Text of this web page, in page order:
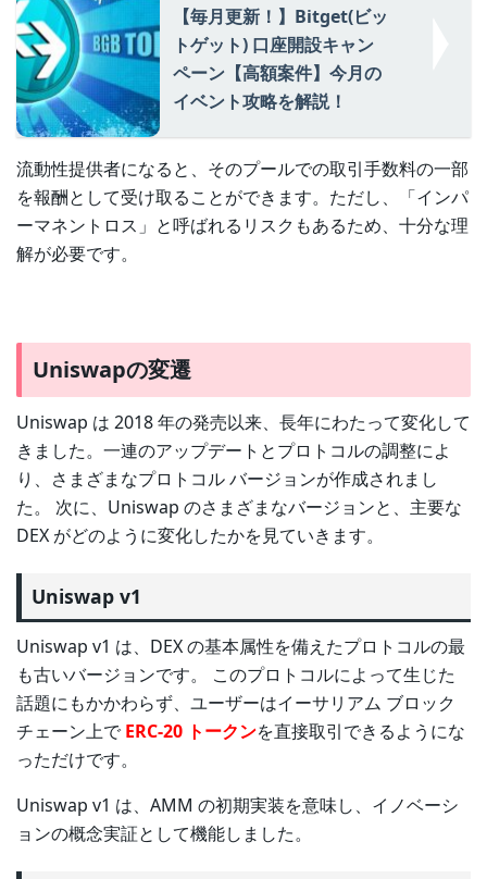
【毎月更新！】Bitget(ビッ
トゲット) 口座開設キャン
ペーン【高額案件】今月の
イベント攻略を解説！
流動性提供者になると、そのプールでの取引手数料の一部
を報酬として受け取ることができます。ただし、「インパ
ーマネントロス」と呼ばれるリスクもあるため、十分な理
解が必要です。
Uniswapの変遷
Uniswap は 2018 年の発売以来、長年にわたって変化して
きました。一連のアップデートとプロトコルの調整によ
り、さまざまなプロトコル バージョンが作成されまし
た。 次に、Uniswap のさまざまなバージョンと、主要な
DEX がどのように変化したかを見ていきます。
Uniswap v1
Uniswap v1 は、DEX の基本属性を備えたプロトコルの最
も古いバージョンです。 このプロトコルによって生じた
話題にもかかわらず、ユーザーはイーサリアム ブロック
チェーン上でERC-20 トークンを直接取引できるようにな
っただけです。
Uniswap v1 は、AMM の初期実装を意味し、イノベーシ
ョンの概念実証として機能しました。